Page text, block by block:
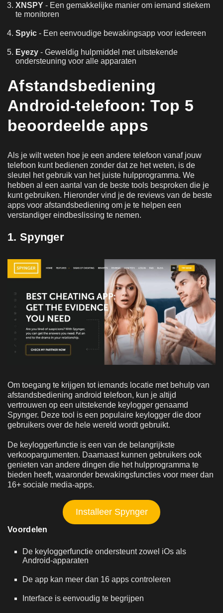
XNSPY - Een gemakkelijke manier om iemand stiekem
te monitoren
Spyic - Een eenvoudige bewakingsapp voor iedereen
Eyezy - Geweldig hulpmiddel met uitstekende
ondersteuning voor alle apparaten
Afstandsbediening
Android-telefoon: Top 5
beoordeelde apps
Als je wilt weten hoe je een andere telefoon vanaf jouw
telefoon kunt bedienen zonder dat ze het weten, is de
sleutel het gebruik van het juiste hulpprogramma. We
hebben al een aantal van de beste tools besproken die je
kunt gebruiken. Hieronder vind je de reviews van de beste
apps voor afstandsbediening om je te helpen een
verstandiger eindbeslissing te nemen.
1. Spynger
Om toegang te krijgen tot iemands locatie met behulp van
afstandsbediening android telefoon, kun je altijd
vertrouwen op een uitstekende keylogger genaamd
Spynger. Deze tool is een populaire keylogger die door
gebruikers over de hele wereld wordt gebruikt.
De keyloggerfunctie is een van de belangrijkste
verkoopargumenten. Daarnaast kunnen gebruikers ook
genieten van andere dingen die het hulpprogramma te
bieden heeft, waaronder bewakingsfuncties voor meer dan
16+ sociale media-apps.
Installeer Spynger
Voordelen
De keyloggerfunctie ondersteunt zowel iOs als
Android-apparaten
De app kan meer dan 16 apps controleren
Interface is eenvoudig te begrijpen